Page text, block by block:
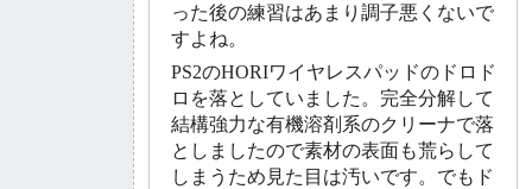
った後の練習はあまり調子悪くないで
すよね。
PS2のHORIワイヤレスパッドのドロド
ロを落としていました。完全分解して
結構強力な有機溶剤系のクリーナで落
としましたので素材の表面も荒らして
しまうため見た目は汚いです。でもド